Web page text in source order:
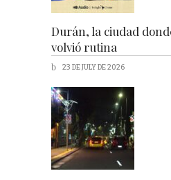
Durán, la ciudad
volvió rutina
23 DE JULY DE 2026